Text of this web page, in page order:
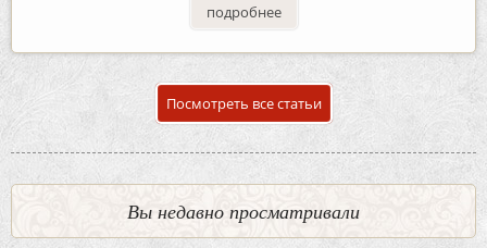
подробнее
Посмотреть все статьи
Вы недавно просматривали